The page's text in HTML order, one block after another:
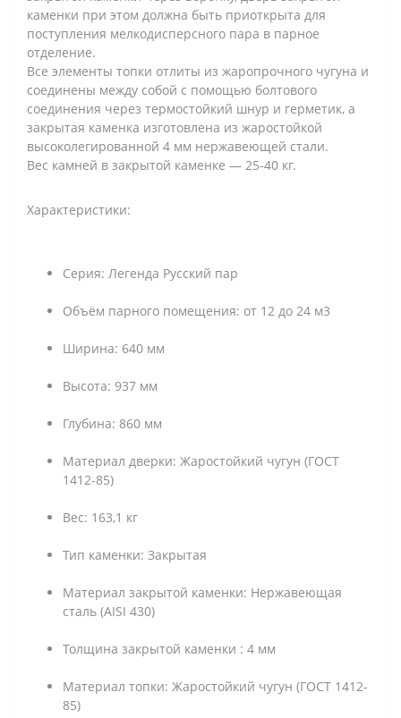
каменки при этом должна быть приоткрыта для
поступления мелкодисперсного пара в парное
отделение.
Все элементы топки отлиты из жаропрочного чугуна и
соединены между собой с помощью болтового
соединения через термостойкий шнур и герметик, а
закрытая каменка изготовлена из жаростойкой
высоколегированной 4 мм нержавеющей стали.
Вес камней в закрытой каменке — 25-40 кг.
Характеристики:
Серия: Легенда Русский пар
Объём парного помещения: от 12 до 24 м3
Ширина: 640 мм
Высота: 937 мм
Глубина: 860 мм
Материал дверки: Жаростойкий чугун (ГОСТ
1412-85)
Вес: 163,1 кг
Тип каменки: Закрытая
Материал закрытой каменки: Нержавеющая
сталь (AISI 430)
Толщина закрытой каменки : 4 мм
Материал топки: Жаростойкий чугун (ГОСТ 1412-
85)